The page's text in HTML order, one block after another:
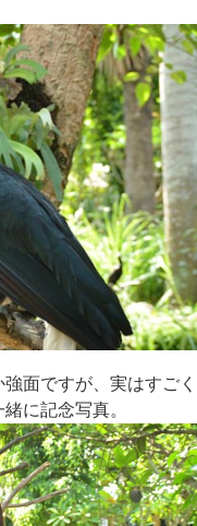
面ですが、実はすごく
に記念写真。